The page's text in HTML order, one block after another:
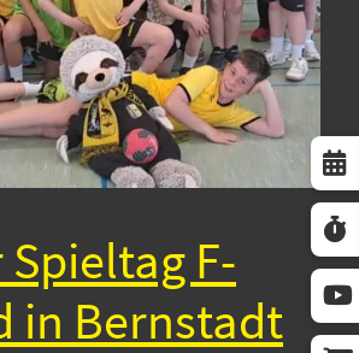
F-
in Bernstadt